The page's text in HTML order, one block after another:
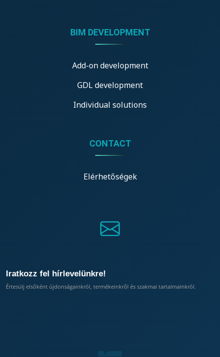
BIM DEVELOPMENT
Add-on development
GDL development
Individual solutions
CONTACT
Elérhetőségek
Iratkozz fel hírlevelünkre!
Értesülj elsőként újdonságainkról, termékeinkről és szakmai tartalmainkról.